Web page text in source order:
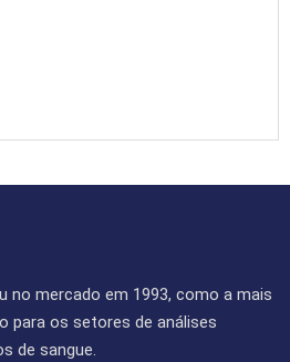
no mercado em 1993, como a mais
para os setores de análises
de sangue.